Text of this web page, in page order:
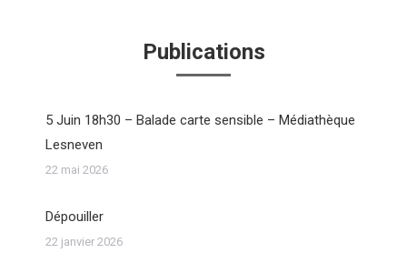
Publications
5 Juin 18h30 – Balade carte sensible – Médiathèque
Lesneven
22 mai 2026
Dépouiller
22 janvier 2026